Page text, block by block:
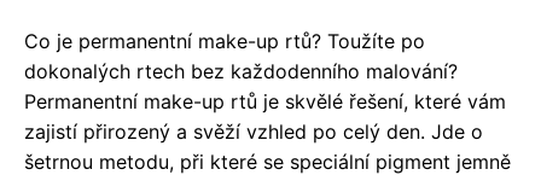
Co je permanentní make-up rtů? Toužíte po
dokonalých rtech bez každodenního malování?
Permanentní make-up rtů je skvělé řešení, které vám
zajistí přirozený a svěží vzhled po celý den. Jde o
šetrnou metodu, při které se speciální pigment jemně